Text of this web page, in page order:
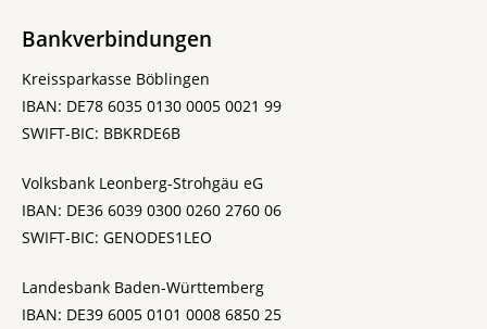
Bankverbindungen
Kreissparkasse Böblingen
IBAN: DE78 6035 0130 0005 0021 99
SWIFT-BIC: BBKRDE6B
Volksbank Leonberg-Strohgäu eG
IBAN: DE36 6039 0300 0260 2760 06
SWIFT-BIC: GENODES1LEO
Landesbank Baden-Württemberg
IBAN: DE39 6005 0101 0008 6850 25